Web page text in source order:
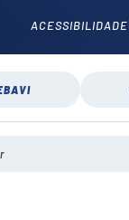
ACESSIBILIDADE